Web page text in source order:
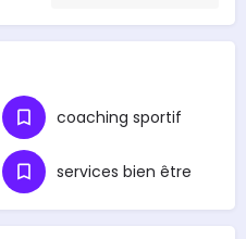
coaching sportif
services bien être